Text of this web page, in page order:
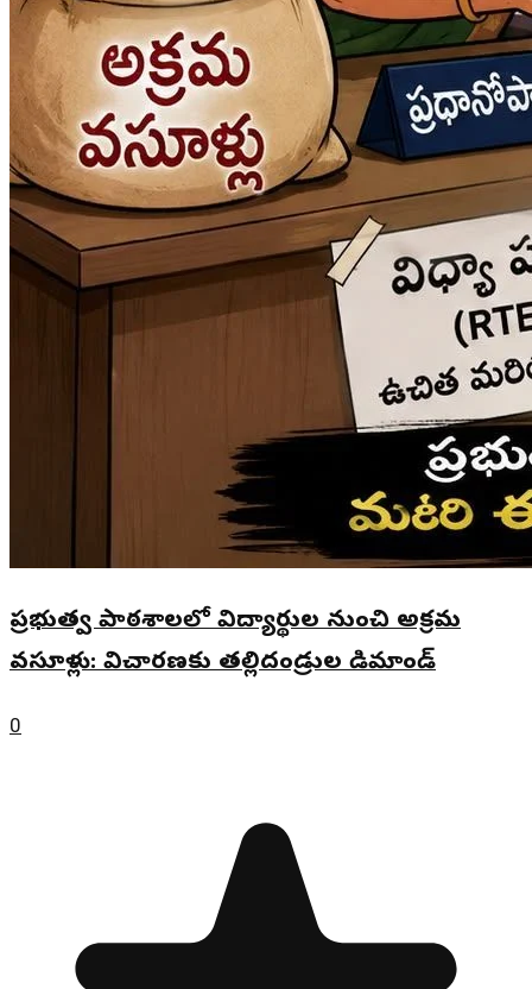
ప్రభుత్వ పాఠశాలలో విద్యార్థుల నుంచి అక్రమ
వసూళ్లు: విచారణకు తల్లిదండ్రుల డిమాండ్
0